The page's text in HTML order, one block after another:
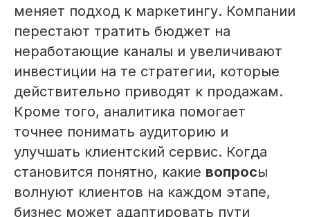
меняет подход к маркетингу. Компании
перестают тратить бюджет на
неработающие каналы и увеличивают
инвестиции на те стратегии, которые
действительно приводят к продажам.
Кроме того, аналитика помогает
точнее понимать аудиторию и
улучшать клиентский сервис. Когда
становится понятно, какие вопросы
волнуют клиентов на каждом этапе,
бизнес может адаптировать пути